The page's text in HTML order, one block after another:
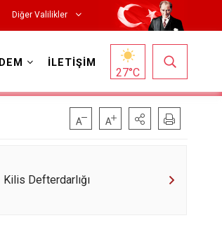
Diğer Valilikler
İLETİŞİM
27°C
Kilis Defterdarlığı